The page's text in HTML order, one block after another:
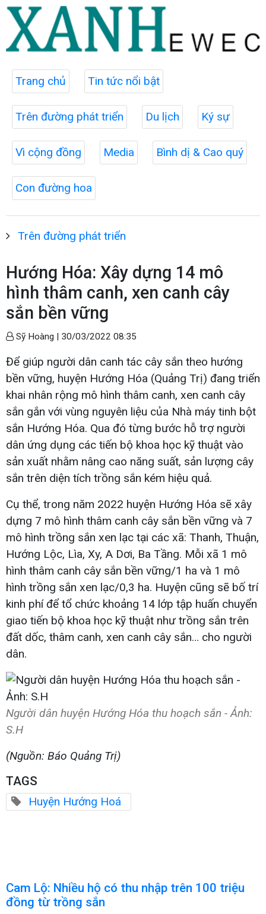
Trang chủ Tin tức nổi bật
Trên đường phát triển Du lịch Ký sự
Vì cộng đồng Media Bình dị & Cao quý
Con đường hoa
Trên đường phát triển
Hướng Hóa: Xây dựng 14 mô
hình thâm canh, xen canh cây
sắn bền vững
Sỹ Hoàng | 30/03/2022 08:35
Để giúp người dân canh tác cây sắn theo hướng
bền vững, huyện Hướng Hóa (Quảng Trị) đang triển
khai nhân rộng mô hình thâm canh, xen canh cây
sắn gắn với vùng nguyên liệu của Nhà máy tinh bột
sắn Hướng Hóa. Qua đó từng bước hỗ trợ người
dân ứng dụng các tiến bộ khoa học kỹ thuật vào
sản xuất nhằm nâng cao năng suất, sản lượng cây
sắn trên diện tích trồng sắn kém hiệu quả.
Cụ thể, trong năm 2022 huyện Hướng Hóa sẽ xây
dựng 7 mô hình thâm canh cây sắn bền vững và 7
mô hình trồng sắn xen lạc tại các xã: Thanh, Thuận,
Hướng Lộc, Lìa, Xy, A Dơi, Ba Tầng. Mỗi xã 1 mô
hình thâm canh cây sắn bền vững/1 ha và 1 mô
hình trồng sắn xen lạc/0,3 ha. Huyện cũng sẽ bố trí
kinh phí để tổ chức khoảng 14 lớp tập huấn chuyển
giao tiến bộ khoa học kỹ thuật như trồng sắn trên
đất dốc, thâm canh, xen canh cây sắn… cho người
dân.
Người dân huyện Hướng Hóa thu hoạch sắn - Ảnh:
S.H
(Nguồn: Báo Quảng Trị)
TAGS
Huyện Hướng Hoá
Cam Lộ: Nhiều hộ có thu nhập trên 100 triệu
đồng từ trồng sắn